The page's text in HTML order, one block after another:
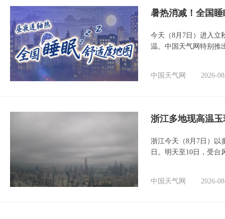
暑热消减！全国
今天（8月7日）进入立
温。中国天气网特别推
中国天气网 2026-
浙江多地现高温
浙江今天（8月7日）以
日。明天至10日，受台
中国天气网 2026-